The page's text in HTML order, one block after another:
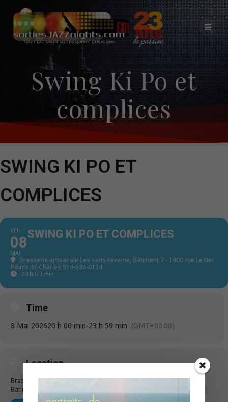
Skip
to
content
Swing Ki Po et
complices
SWING KI PO ET
COMPLICES
VEN
08
MAI
SWING KI PO ET COMPLICES
Brasserie artisanale Les sans-taverne, Bâtiment 7 - 1900 rue Le Ber
Pointe-St-Charles 514-536-0134
20 h 00 min - 23 h 59 min
Time
8 Mai 202620 h 00 min-23 h 59 min (GMT+00:00)
Location
Brasserie artisanale Les sans-taverne
Bâtiment 7 - 1900 rue Le Ber Pointe-St-Charles 514-536-0134